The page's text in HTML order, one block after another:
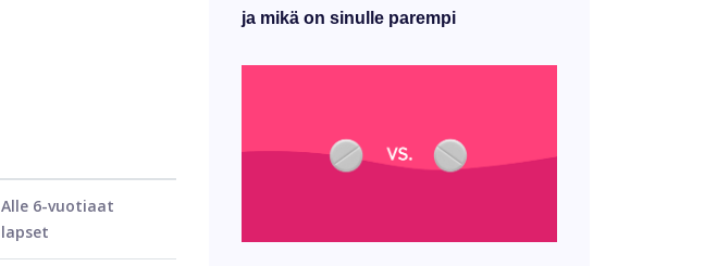
Alle 6-vuotiaat
lapset
ja mikä on sinulle parempi